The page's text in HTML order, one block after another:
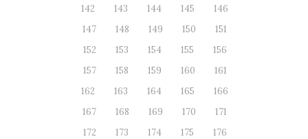
142
143 144 145
146
147
148 149 150
151
152
153 154 155
156
157
158 159 160
161
162
163 164 165
166
167
168 169 170
171
172
173 174 175
176